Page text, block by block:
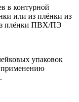
в контурной
или из плёнки из
плёнки ПВХ/ПЭ
упаковок
применению